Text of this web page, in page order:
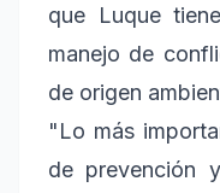
que Luque
manejo de
de origen
"Lo más
de prevención